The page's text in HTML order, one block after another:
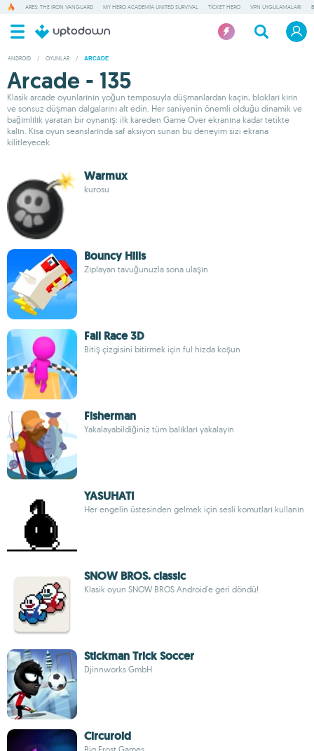
ARES: THE IRON VANGUARD MY HERO ACADEMIA UNITED SURVIVAL TICKET HERO VPN UYGULAMALARI
ANDROID / OYUNLAR / ARCADE
Arcade - 135
Klasik arcade oyunlarının yoğun temposuyla düşmanlardan kaçın, blokları kırın
ve sonsuz düşman dalgalarını alt edin. Her saniyenin önemli olduğu dinamik ve
bağımlılık yaratan bir oynanış: ilk kareden Game Over ekranına kadar tetikte
kalın. Kısa oyun seanslarında saf aksiyon sunan bu deneyim sizi ekrana
kilitleyecek.
Warmux
kurosu
Bouncy Hills
Zıplayan tavuğunuzla sona ulaşın
Fall Race 3D
Bitiş çizgisini bitirmek için ful hızda koşun
Fisherman
Yakalayabildiğiniz tüm balıkları yakalayın
YASUHATI
Her engelin üstesinden gelmek için sesli komutları kullanın
SNOW BROS. classic
Klasik oyun SNOW BROS Android'e geri döndü!
Stickman Trick Soccer
Djinnworks GmbH
Circuroid